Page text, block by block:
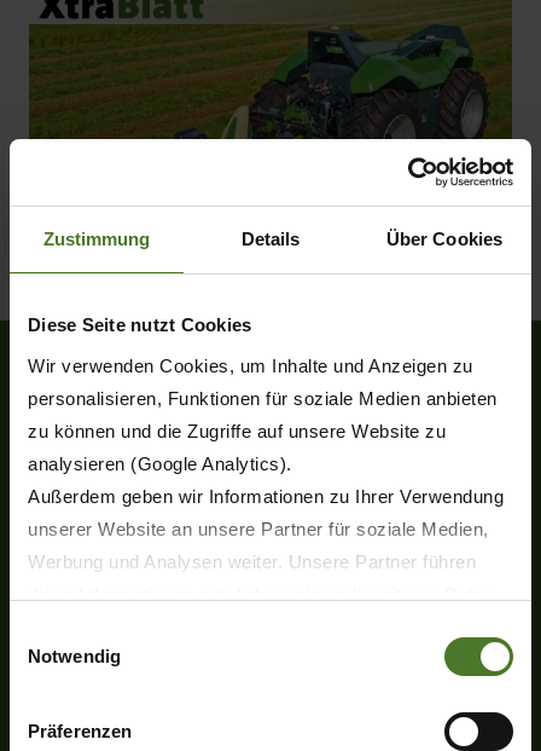
Zustimmung Details Über Cookies
Diese Seite nutzt Cookies
Wir verwenden Cookies, um Inhalte und Anzeigen zu
personalisieren, Funktionen für soziale Medien anbieten
zu können und die Zugriffe auf unsere Website zu
analysieren (Google Analytics).
Außerdem geben wir Informationen zu Ihrer Verwendung
unserer Website an unsere Partner für soziale Medien,
Werbung und Analysen weiter. Unsere Partner führen
sie im Rahmen Ihrer Nutzung der Dienste gesammelt
Wir setzen im Rahmen des Trackings auch Dienstleister
Notwendig
Präferenzen
Heinrich-Krone-Straße 10
D-48480 Spelle
Tel.+49 (0) 5977-9350
Fax +49 (0) 5977-935-339
info.ldm@krone.de